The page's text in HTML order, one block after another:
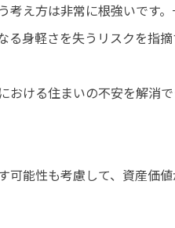
考え方は非常に根強いです
身軽さを失うリスクを指摘
おける住まいの不安を解消
可能性も考慮して、資産価